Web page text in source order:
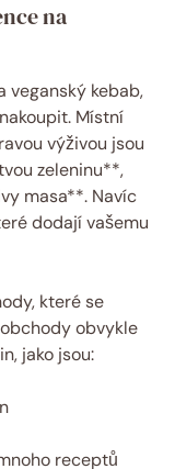
na
veganský kebab,
Místní
výživou jsou
zeleninu**,
masa**. Navíc
dodají vašemu
které se
obvykle
jako jsou:
receptů